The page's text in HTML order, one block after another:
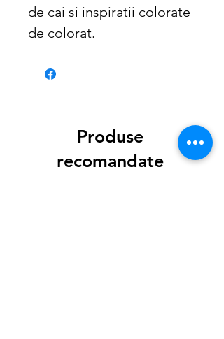
de cai si inspiratii colorate
de colorat.
Produse
recomandate